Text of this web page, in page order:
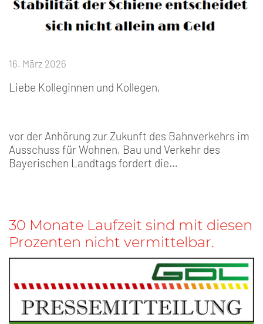
16. März 2026
Liebe Kolleginnen und Kollegen,
vor der Anhörung zur Zukunft des Bahnverkehrs im
Ausschuss für Wohnen, Bau und Verkehr des
Bayerischen Landtags fordert die…
30 Monate Laufzeit sind mit diesen
Prozenten nicht vermittelbar.